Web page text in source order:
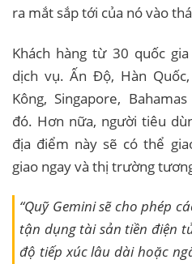
ra mắt sắp tới của nó vào
Khách hàng từ 30 quốc
dịch vụ. Ấn Độ, Hàn
Kông, Singapore,
đó. Hơn nữa, người tiêu
địa điểm này sẽ có thể
giao ngay và thị trường
“Quỹ Gemini sẽ cho phép
tận dụng tài sản tiền điện
độ tiếp xúc lâu dài hoặc